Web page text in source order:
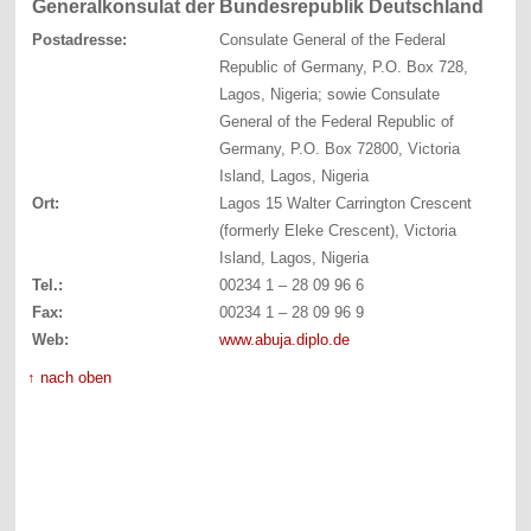
Generalkonsulat der Bundesrepublik Deutschland
Postadresse:
Consulate General of the Federal
Republic of Germany, P.O. Box 728,
Lagos, Nigeria; sowie Consulate
General of the Federal Republic of
Germany, P.O. Box 72800, Victoria
Island, Lagos, Nigeria
Ort:
Lagos 15 Walter Carrington Crescent
(formerly Eleke Crescent), Victoria
Island, Lagos, Nigeria
Tel.:
00234 1 – 28 09 96 6
Fax:
00234 1 – 28 09 96 9
Web:
www.abuja.diplo.de
↑ nach oben